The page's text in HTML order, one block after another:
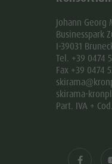
Johann Georg
Businesspark
I-39031
Tel. +39 0474
Fax +39 0474
skirama-
Part. IVA +